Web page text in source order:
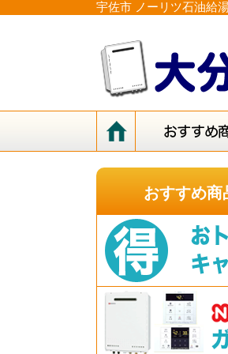
宇佐市 ノーリツ石油給
おすすめ商